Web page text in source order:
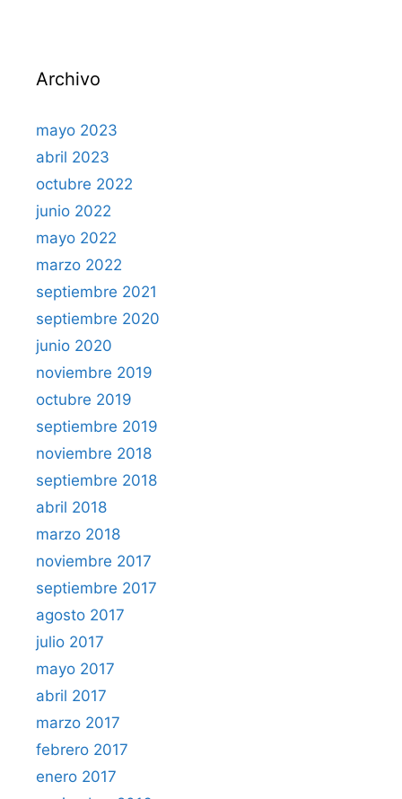
Archivo
mayo 2023
abril 2023
octubre 2022
junio 2022
mayo 2022
marzo 2022
septiembre 2021
septiembre 2020
junio 2020
noviembre 2019
octubre 2019
septiembre 2019
noviembre 2018
septiembre 2018
abril 2018
marzo 2018
noviembre 2017
septiembre 2017
agosto 2017
julio 2017
mayo 2017
abril 2017
marzo 2017
febrero 2017
enero 2017